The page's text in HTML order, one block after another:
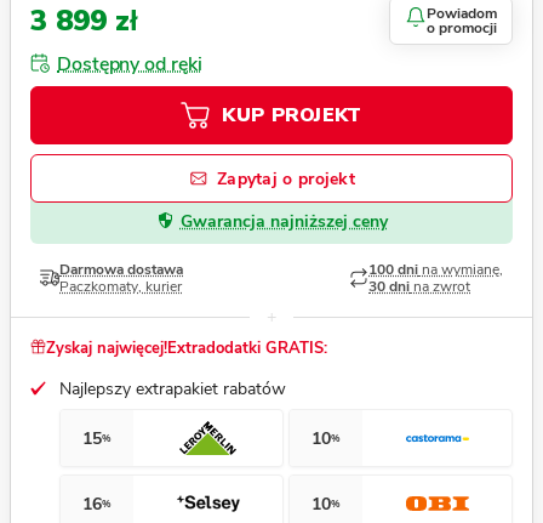
3 899 zł Powiadom
o promocji
Dostępny od ręki
KUP PROJEKT
Zapytaj o projekt
Gwarancja najniższej ceny
Darmowa dostawa
Paczkomaty, kurier
100 dni na wymianę,
30 dni na zwrot
Zyskaj najwięcej!Extradodatki GRATIS:
Najlepszy extrapakiet rabatów
15% 10%
16% 10%